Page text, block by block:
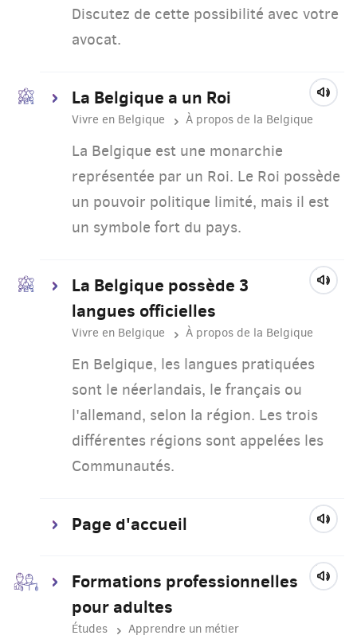
Discutez de cette possibilité avec votre
avocat.
La Belgique a un Roi
Vivre en Belgique À propos de la Belgique
La Belgique est une monarchie
représentée par un Roi. Le Roi possède
un pouvoir politique limité, mais il est
un symbole fort du pays.
La Belgique possède 3
langues officielles
Vivre en Belgique À propos de la Belgique
En Belgique, les langues pratiquées
sont le néerlandais, le français ou
l'allemand, selon la région. Les trois
différentes régions sont appelées les
Communautés.
Page d'accueil
Formations professionnelles
pour adultes
Études Apprendre un métier